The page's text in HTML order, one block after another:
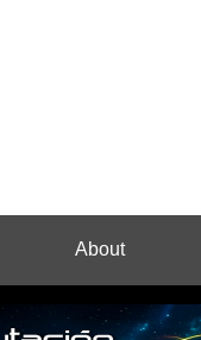
About